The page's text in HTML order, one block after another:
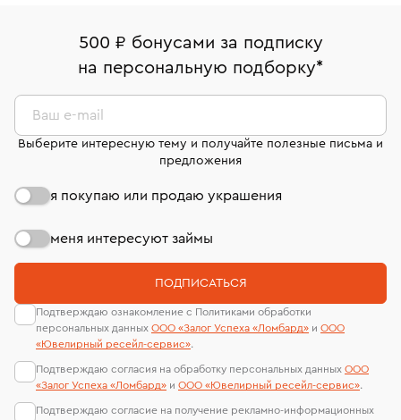
комиссионных украшений и часов смотрите на
странице«Возврат украшений»
Срок бронирования украшения при самовывозе из
филиала - 1 день, не считая день бронирования.
номер (УИН)
На особо ценные изделия получены
сертификаты МГУ и других геммологических
лабораторий
500 ₽ бонусами за подписку
на персональную подборку*
Ваш e-mail
Выберите интересную тему и получайте полезные письма и
предложения
я покупаю или продаю украшения
меня интересуют займы
ПОДПИСАТЬСЯ
Подтверждаю ознакомление с Политиками обработки
персональных данных ООО «Залог Успеха «Ломбард» и ООО
«Ювелирный ресейл-сервиc».
Подтверждаю согласия на обработку персональных данных ООО
«Залог Успеха «Ломбард» и ООО «Ювелирный ресейл-сервиc».
Подтверждаю согласие на получение рекламно-информационных